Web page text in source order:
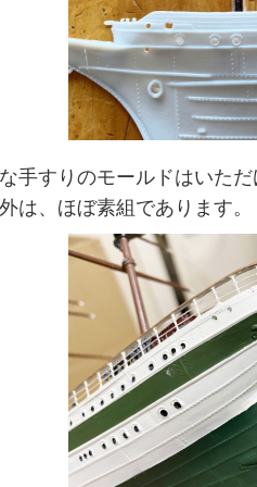
手すりのモールドはいた
は、ほぼ素組であります。